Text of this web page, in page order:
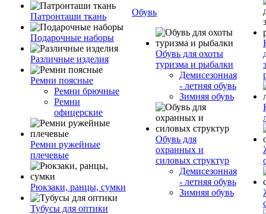
Патронташи ткань
Подарочные наборы
Различные изделия
Ремни поясные
Ремни брючные
Ремни
офицерские
Ремни ружейные
плечевые
Рюкзаки, ранцы, сумки
Тубусы для оптики
Обувь
Обувь для охоты
туризма и рыбалки
Демисезонная
- летняя обувь
Зимняя обувь
Обувь для
охранных и
силовых структур
Демисезонная
- летняя обувь
Зимняя обувь